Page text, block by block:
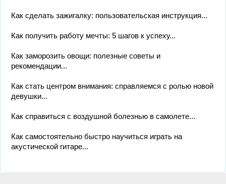
Как сделать зажигалку: пользовательская инструкция...
Как получить работу мечты: 5 шагов к успеху...
Как заморозить овощи: полезные советы и
рекомендации...
Как стать центром внимания: справляемся с ролью новой
девушки...
Как справиться с воздушной болезнью в самолете...
Как самостоятельно быстро научиться играть на
акустической гитаре...